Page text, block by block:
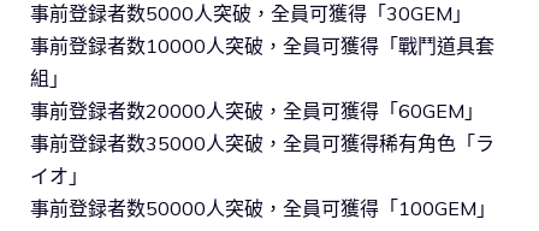
事前登録者数5000人突破，全員可獲得「30GEM」
事前登録者数10000人突破，全員可獲得「戰鬥道具套
組」
事前登録者数20000人突破，全員可獲得「60GEM」
事前登録者数35000人突破，全員可獲得稀有角色「ラ
イオ」
事前登録者数50000人突破，全員可獲得「100GEM」